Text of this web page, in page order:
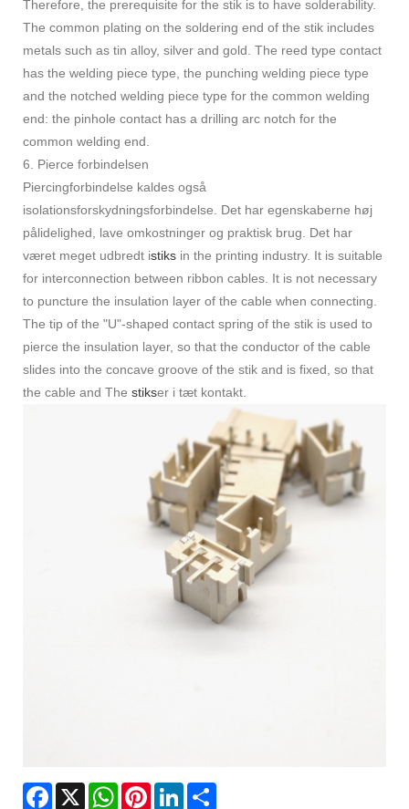
Therefore, the prerequisite for the stik is to have solderability.
The common plating on the soldering end of the stik includes
metals such as tin alloy, silver and gold. The reed type contact
has the welding piece type, the punching welding piece type
and the notched welding piece type for the common welding
end: the pinhole contact has a drilling arc notch for the
common welding end.
6. Pierce forbindelsen
Piercingforbindelse kaldes også
isolationsforskydningsforbindelse. Det har egenskaberne høj
pålidelighed, lave omkostninger og praktisk brug. Det har
været meget udbredt istiks in the printing industry. It is suitable
for interconnection between ribbon cables. It is not necessary
to puncture the insulation layer of the cable when connecting.
The tip of the "U"-shaped contact spring of the stik is used to
pierce the insulation layer, so that the conductor of the cable
slides into the concave groove of the stik and is fixed, so that
the cable and The stikser i tæt kontakt.
Facebook
X WhatsAppPinterestLinkedIn